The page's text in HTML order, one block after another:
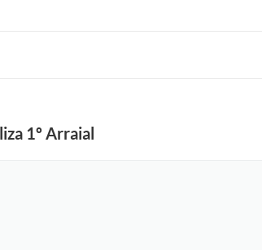
1º Arraial